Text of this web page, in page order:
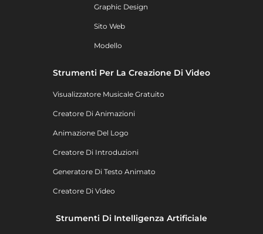
Graphic Design
Sito Web
Modello
Strumenti Per La Creazione Di Video
Visualizzatore Musicale Gratuito
Creatore Di Animazioni
Animazione Del Logo
Creatore Di Introduzioni
Generatore Di Testo Animato
Creatore Di Video
Strumenti Di Intelligenza Artificiale